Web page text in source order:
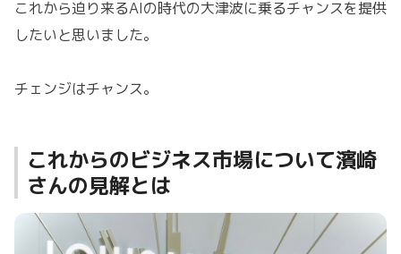
これから迫り来るAIの時代の大津波に乗るチャンスを提供
したいと思いました。
チェンジはチャンス。
これからのビジネス市場について濱崎
さんの見解とは